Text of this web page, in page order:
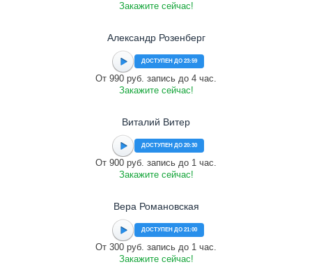
Закажите сейчас!
Александр Розенберг
ДОСТУПЕН ДО 23:59
От 990 руб. запись до 4 час.
Закажите сейчас!
Виталий Витер
ДОСТУПЕН ДО 20:30
От 900 руб. запись до 1 час.
Закажите сейчас!
Вера Романовская
ДОСТУПЕН ДО 21:00
От 300 руб. запись до 1 час.
Закажите сейчас!